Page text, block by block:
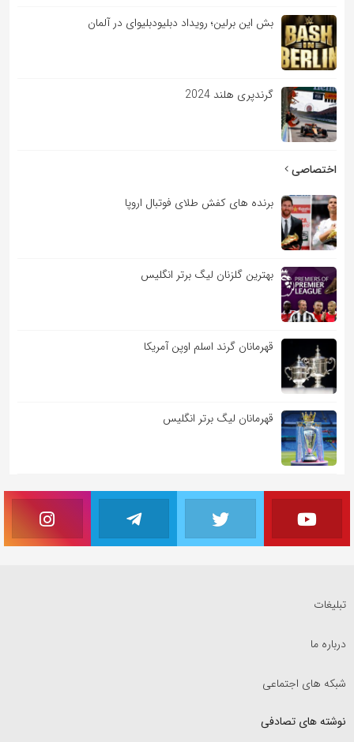
بش این برلین؛ رویداد دبلیودبلیوای در آلمان
گرندپری هلند 2024
اختصاصی
برنده های کفش طلای فوتبال اروپا
بهترین گلزنان لیگ برتر انگلیس
قهرمانان گرند اسلم اوپن آمریکا
قهرمانان لیگ برتر انگلیس
تبلیغات
درباره ما
شبکه های اجتماعی
نوشته های تصادفی